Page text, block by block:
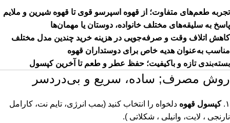
تجربه طعم‌های متفاوت؛ از قهوه اسپرسو قوی تا قهوه شیرین و ملایم
پاسخ به سلیقه‌های مختلف خانواده، دوستان یا مهمان‌ها
کاهش اتلاف وقت و صرفه‌جویی در هزینه خرید چندین مدل مختلف
مناسب به‌عنوان هدیه خاص برای دوستداران قهوه
بسته‌بندی تازه و باکیفیت؛ حفظ عطر و طعم تا آخرین کپسول
روش مصرف; ساده، سریع و بی‌دردسر
۱. کپسول قهوه دلخواه را انتخاب کنید (بمب انرژی، تایم نت، کارامل
نارنجی ، لایت، وانیلی ، شکلاتی ).